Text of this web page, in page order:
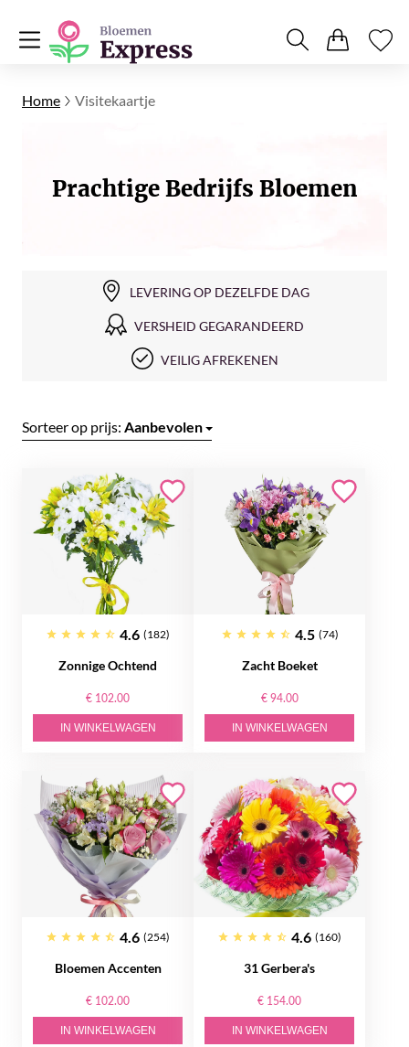
Home Visitekaartje
Prachtige Bedrijfs Bloemen
LEVERING OP DEZELFDE DAG
VERSHEID GEGARANDEERD
VEILIG AFREKENEN
Sorteer op prijs: Aanbevolen
4.6 (182)
Zonnige Ochtend
€ 102.00
IN WINKELWAGEN
4.5 (74)
Zacht Boeket
€ 94.00
IN WINKELWAGEN
4.6 (254)
Bloemen Accenten
€ 102.00
IN WINKELWAGEN
4.6 (160)
31 Gerbera's
€ 154.00
IN WINKELWAGEN